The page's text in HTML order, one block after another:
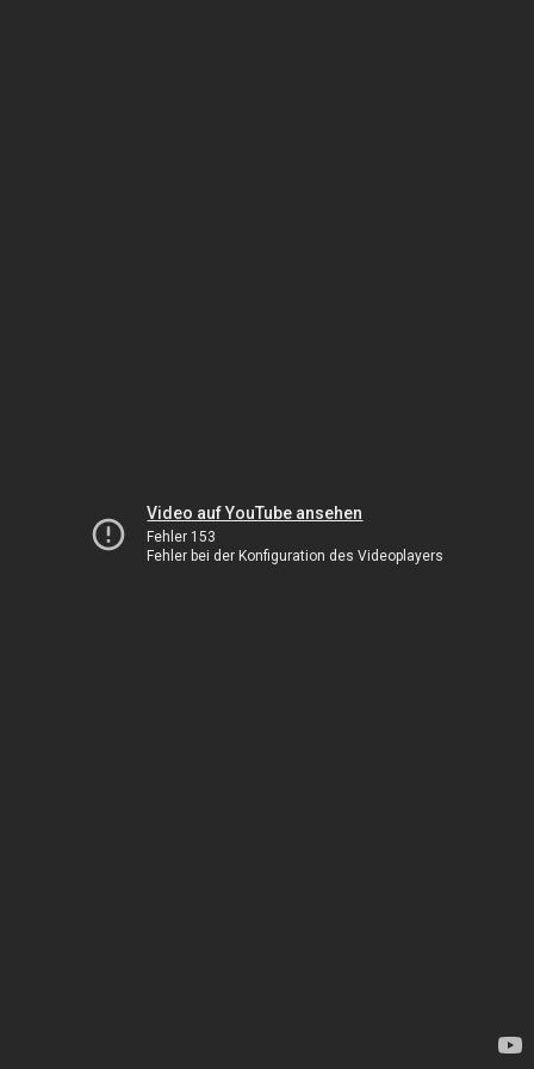
Video auf YouTube ansehen
Fehler 153
Fehler bei der Konfiguration des Videoplayers